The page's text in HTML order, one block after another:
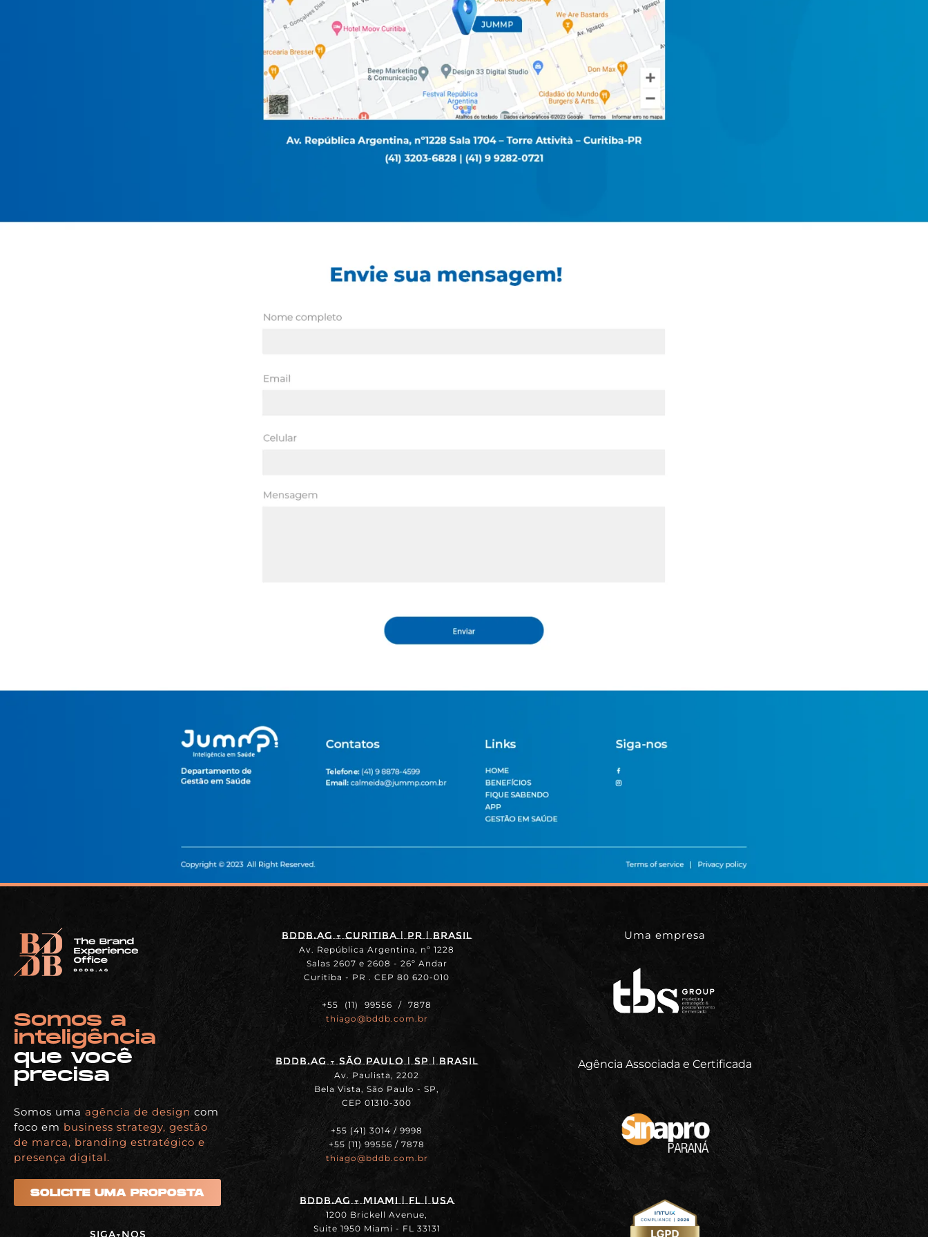
Somos a
inteligência
que você
precisa
Somos uma agência de design com
foco em business strategy, gestão
de marca, branding estratégico e
presença digital.
SOLICITE UMA PROPOSTA
Siga-nos
BDDB.ag - Curitiba | PR | BRASIL
Av. República Argentina, nº 1228
Salas 2607 e 2608 - 26º Andar
Curitiba - PR . CEP 80 620-010
+55 (11) 99556 / 7878
thiago@bddb.com.br
BDDB.ag - SÃO PAULO | SP | BRASIL
Av. Paulista, 2202
Bela Vista, São Paulo - SP,
CEP 01310-300
+55 (41) 3014 / 9998
+55 (11) 99556 / 7878
thiago@bddb.com.br
BDDB.ag - MIAMI | FL | USA
1200 Brickell Avenue,
Suite 1950 Miami - FL 33131
Uma empresa
Agência Associada e Certificada